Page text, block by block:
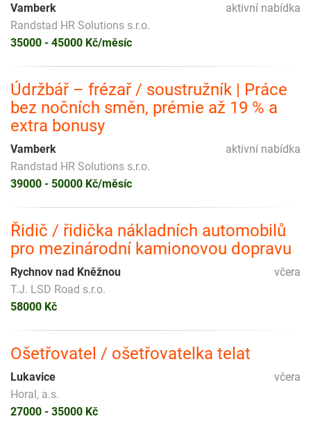
aktivní nabídka
Vamberk
Randstad HR Solutions s.r.o.
35000 - 45000 Kč/měsíc
Údržbář – frézař / soustružník | Práce
bez nočních směn, prémie až 19 % a
extra bonusy
aktivní nabídka
Vamberk
Randstad HR Solutions s.r.o.
39000 - 50000 Kč/měsíc
Řidič / řidička nákladních automobilů
pro mezinárodní kamionovou dopravu
včera
Rychnov nad Kněžnou
T.J. LSD Road s.r.o.
58000 Kč
Ošetřovatel / ošetřovatelka telat
včera
Lukavice
Horal, a.s.
27000 - 35000 Kč